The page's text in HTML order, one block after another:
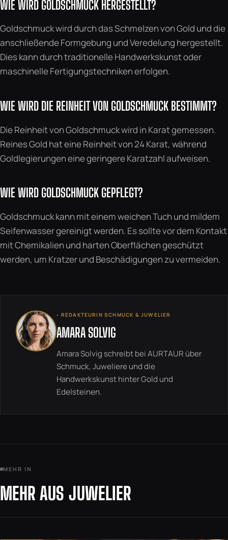
WIE WIRD GOLDSCHMUCK HERGESTELLT?
Goldschmuck wird durch das Schmelzen von Gold und die
anschließende Formgebung und Veredelung hergestellt.
Dies kann durch traditionelle Handwerkskunst oder
maschinelle Fertigungstechniken erfolgen.
WIE WIRD DIE REINHEIT VON GOLDSCHMUCK BESTIMMT?
Die Reinheit von Goldschmuck wird in Karat gemessen.
Reines Gold hat eine Reinheit von 24 Karat, während
Goldlegierungen eine geringere Karatzahl aufweisen.
WIE WIRD GOLDSCHMUCK GEPFLEGT?
Goldschmuck kann mit einem weichen Tuch und mildem
Seifenwasser gereinigt werden. Es sollte vor dem Kontakt
mit Chemikalien und harten Oberflächen geschützt
werden, um Kratzer und Beschädigungen zu vermeiden.
◦ REDAKTEURIN SCHMUCK & JUWELIER
AMARA SOLVIG
Amara Solvig schreibt bei AURTAUR über
Schmuck, Juweliere und die
Handwerkskunst hinter Gold und
Edelsteinen.
MEHR IN
MEHR AUS JUWELIER